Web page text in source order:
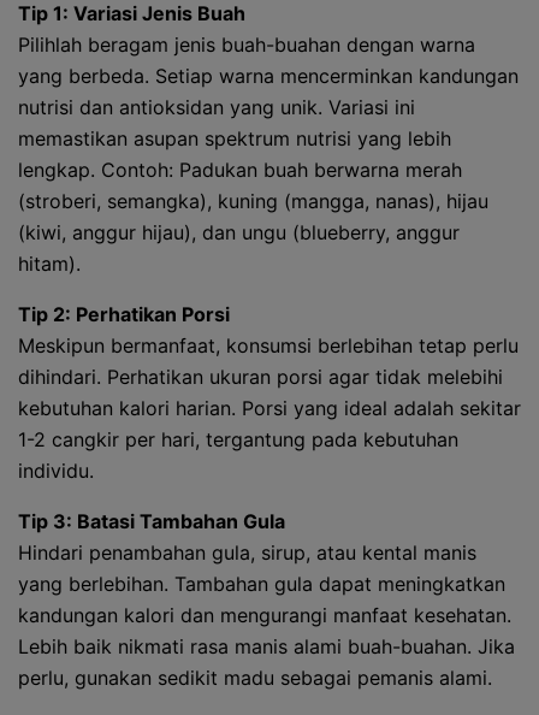
Tip 1: Variasi Jenis Buah
Pilihlah beragam jenis buah-buahan dengan warna
yang berbeda. Setiap warna mencerminkan kandungan
nutrisi dan antioksidan yang unik. Variasi ini
memastikan asupan spektrum nutrisi yang lebih
lengkap. Contoh: Padukan buah berwarna merah
(stroberi, semangka), kuning (mangga, nanas), hijau
(kiwi, anggur hijau), dan ungu (blueberry, anggur
hitam).
Tip 2: Perhatikan Porsi
Meskipun bermanfaat, konsumsi berlebihan tetap perlu
dihindari. Perhatikan ukuran porsi agar tidak melebihi
kebutuhan kalori harian. Porsi yang ideal adalah sekitar
1-2 cangkir per hari, tergantung pada kebutuhan
individu.
Tip 3: Batasi Tambahan Gula
Hindari penambahan gula, sirup, atau kental manis
yang berlebihan. Tambahan gula dapat meningkatkan
kandungan kalori dan mengurangi manfaat kesehatan.
Lebih baik nikmati rasa manis alami buah-buahan. Jika
perlu, gunakan sedikit madu sebagai pemanis alami.